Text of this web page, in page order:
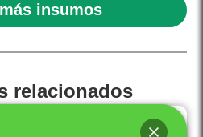
insumos
relacionados